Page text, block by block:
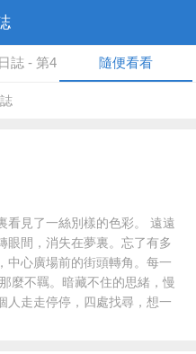
誌 - 第4 隨便看看
看見了一絲別樣的色彩。 遠遠
眼間，消失在夢裏。忘了有多
中心廣場前的街頭轉角。每一
麼不羈。暗藏不住的思緒，慢
人走走停停，四處找尋，想一